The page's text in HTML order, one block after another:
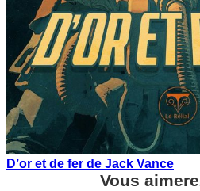
D’or et de fer de Jack Vance
Vous